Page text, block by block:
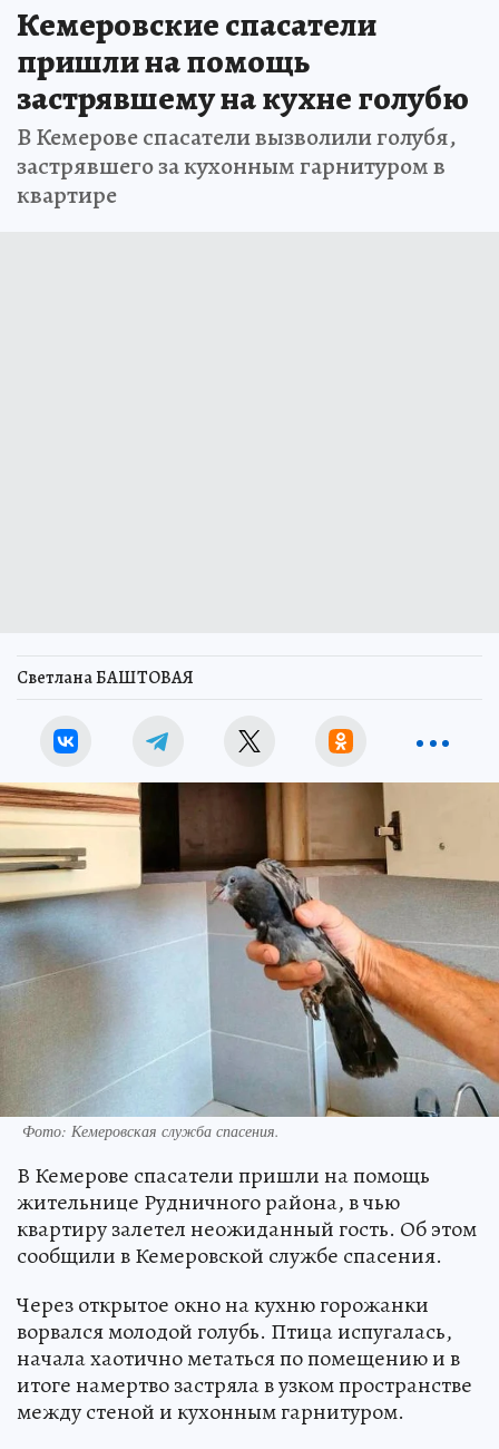
Кемеровские спасатели
пришли на помощь
застрявшему на кухне голубю
В Кемерове спасатели вызволили голубя,
застрявшего за кухонным гарнитуром в
квартире
Светлана БАШТОВАЯ
Фото: Кемеровская служба спасения.
В Кемерове спасатели пришли на помощь
жительнице Рудничного района, в чью
квартиру залетел неожиданный гость. Об этом
сообщили в Кемеровской службе спасения.
Через открытое окно на кухню горожанки
ворвался молодой голубь. Птица испугалась,
начала хаотично метаться по помещению и в
итоге намертво застряла в узком пространстве
между стеной и кухонным гарнитуром.